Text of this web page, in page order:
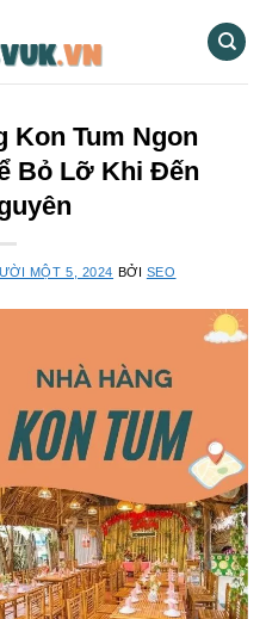
Kon Tum Ngon
Bỏ Lỡ Khi Đến
MỘT 5, 2024 BỞI SEO